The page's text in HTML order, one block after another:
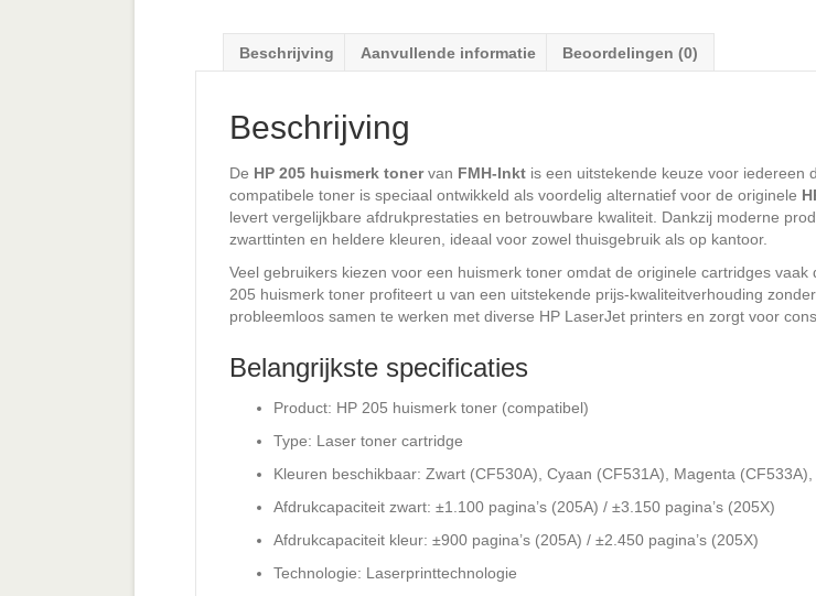
Beschrijving Aanvullende informatie Beoordelingen (0)
Beschrijving
De HP 205 huismerk tonervan FMH-Inkt is een uitstekende keuze voor iedereen
compatibele toner is speciaal ontwikkeld als voordelig alternatief voor de originele
levert vergelijkbare afdrukprestaties en betrouwbare kwaliteit. Dankzij moderne
zwarttinten en heldere kleuren, ideaal voor zowel thuisgebruik als op kantoor.
Veel gebruikers kiezen voor een huismerk toner omdat de originele cartridges
205 huismerk toner profiteert u van een uitstekende prijs-kwaliteitverhouding
probleemloos samen te werken met diverse HP LaserJet printers en zorgt voor
Belangrijkste specificaties
Product: HP 205 huismerk toner (compatibel)
Type: Laser toner cartridge
Kleuren beschikbaar: Zwart (CF530A), Cyaan (CF531A), Magenta
Afdrukcapaciteit zwart: ±1.100 pagina’s (205A) / ±3.150 pagina’s (205X)
Afdrukcapaciteit kleur: ±900 pagina’s (205A) / ±2.450 pagina’s (205X)
Technologie: Laserprinttechnologie